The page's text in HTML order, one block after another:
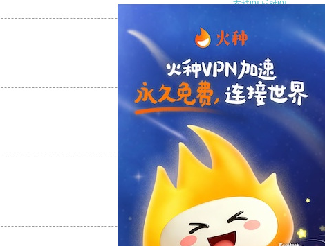
支持[0] 反对[0]
支持[0] 反对
支持
支持 反对 [0]